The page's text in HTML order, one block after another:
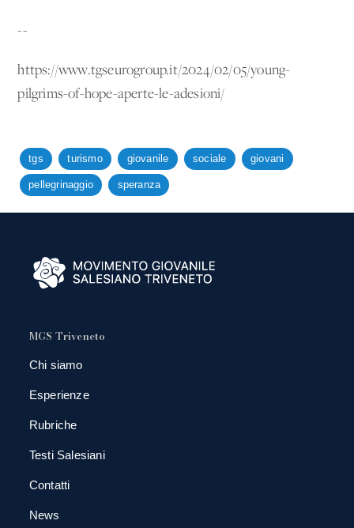
--
https://www.tgseurogroup.it/2024/02/05/young-
pilgrims-of-hope-aperte-le-adesioni/
tgs turismo giovanile sociale giovani
pellegrinaggio speranza
MGS Triveneto
Chi siamo
Esperienze
Rubriche
Testi Salesiani
Contatti
News